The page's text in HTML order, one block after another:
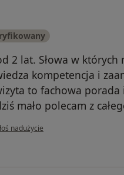
2 lat. Słowa w których
kompetencja i
to fachowa
mało polecam z
użytkownika A.K
nadużycie